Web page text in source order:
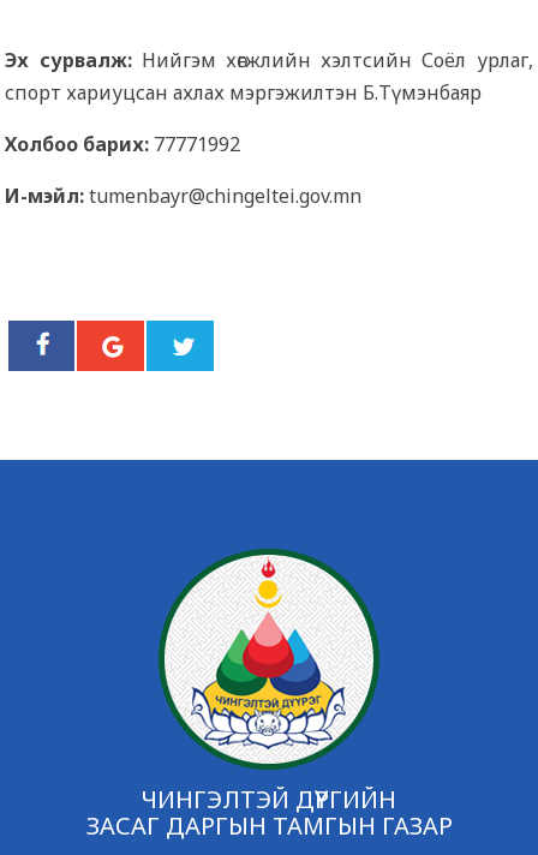
Эх сурвалж:Нийгэм хөгжлийн хэлтсийн Соёл урлаг,
спорт хариуцсан ахлах мэргэжилтэн Б.Түмэнбаяр
Холбоо барих: 77771992
И-мэйл:tumenbayr@chingeltei.gov.mn
ЧИНГЭЛТЭЙ ДҮҮРГИЙН
ЗАСАГ ДАРГЫН ТАМГЫН ГАЗАР